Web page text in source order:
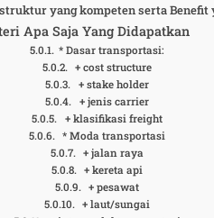
yang kompeten serta Benefit
Apa Saja Yang Didapatkan
* Dasar transportasi:
+ cost structure
+ stake holder
+ jenis carrier
+ klasifikasi freight
* Moda transportasi
+ jalan raya
+ kereta api
+ pesawat
+ laut/sungai